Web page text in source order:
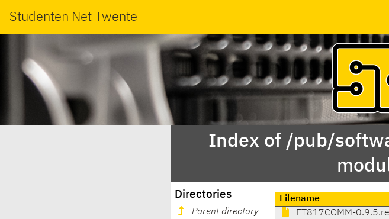
Studenten Net Twente
Index of /pub/
Directories
Parent directory
Filename
FT817COMM-